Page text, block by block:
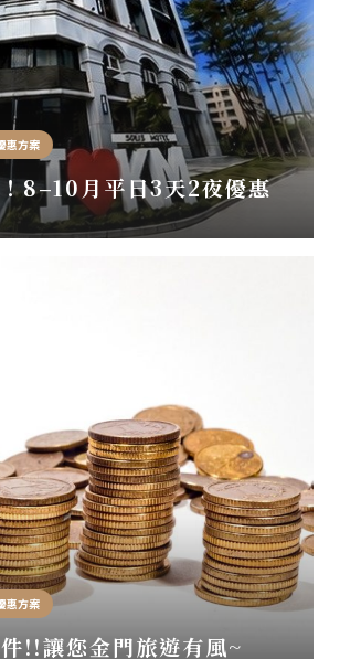
惠方案
8–10月平日3天2夜優惠
惠方案
!!讓您金門旅遊有風~